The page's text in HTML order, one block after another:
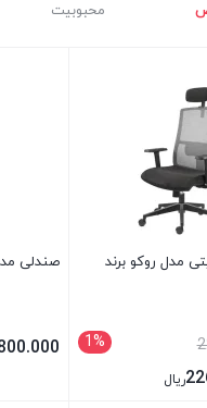
محبوبیت
مدل روکو برند
1%
ریال
صندلی